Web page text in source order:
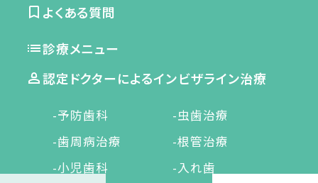
よくある質問
診療メニュー
認定ドクターによるインビザライン治療
-予防歯科
-歯周病治療
-小児歯科
-虫歯治療
-根管治療
-入れ歯